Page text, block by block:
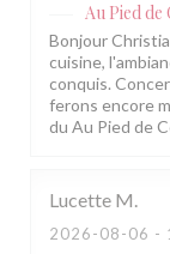
Au Pied de
Bonjour
cuisine,
conquis.
ferons encore
du Au Pied de
Lucette M
2026-08-06 -